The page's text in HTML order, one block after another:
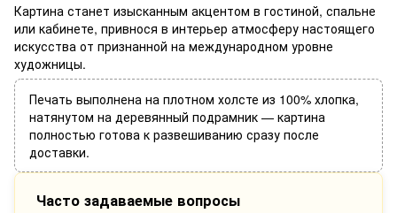
Картина станет изысканным акцентом в гостиной, спальне
или кабинете, привнося в интерьер атмосферу настоящего
искусства от признанной на международном уровне
художницы.
Печать выполнена на плотном холсте из 100% хлопка,
натянутом на деревянный подрамник — картина
полностью готова к развешиванию сразу после
доставки.
Часто задаваемые вопросы